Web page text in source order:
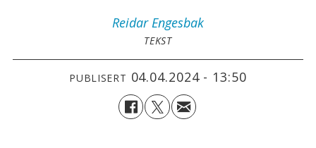
Reidar Engesbak
TEKST
PUBLISERT 04.04.2024 - 13:50